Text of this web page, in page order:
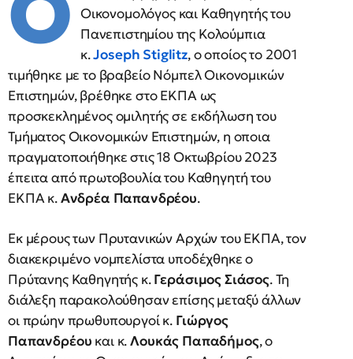
Οικονομολόγος και Καθηγητής του
Πανεπιστημίου της Κολούμπια
κ.Joseph Stiglitz, ο οποίος το 2001
τιμήθηκε με το βραβείο Νόμπελ Οικονομικών
Επιστημών, βρέθηκε στο ΕΚΠΑ ως
προσκεκλημένος ομιλητής σε εκδήλωση του
Τμήματος Οικονομικών Επιστημών, η οποια
πραγματοποιήθηκε στις 18 Οκτωβρίου 2023
έπειτα από πρωτοβουλία του Καθηγητή του
ΕΚΠΑ κ.Ανδρέα Παπανδρέου.
Εκ μέρους των Πρυτανικών Αρχών του ΕΚΠΑ, τον
διακεκριμένο νομπελίστα υποδέχθηκε ο
Πρύτανης Καθηγητής κ.Γεράσιμος Σιάσος. Τη
διάλεξη παρακολούθησαν επίσης μεταξύ άλλων
οι πρώην πρωθυπουργοί κ. Γιώργος
Παπανδρέου και κ.Λουκάς Παπαδήμος, ο